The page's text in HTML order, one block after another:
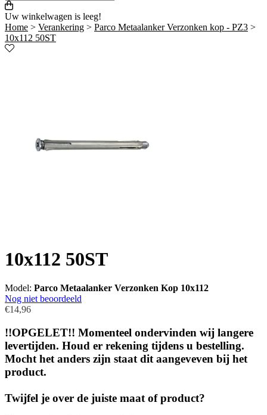
Uw winkelwagen is leeg!
Home > Verankering > Parco Metaalanker Verzonken kop - PZ3 >
10x112 50ST
10x112 50ST
Model: Parco Metaalanker Verzonken Kop 10x112
Nog niet beoordeeld
€14,96
!!OPGELET!! Momenteel ondervinden wij langere
levertijden. Houd er rekening tijdens u bestelling.
Mocht het anders zijn staat dit aangeveven bij het
product.
Twijfel je over de juiste maat of product?